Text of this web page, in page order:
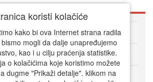
online
koristi kolačiće
kako bi ova Internet strana radila
mogli da dalje unapređujemo
kao i u cilju praćenja statistike.
o kolačićima koje koristimo možete
dugme "Prikaži detalje". klikom na